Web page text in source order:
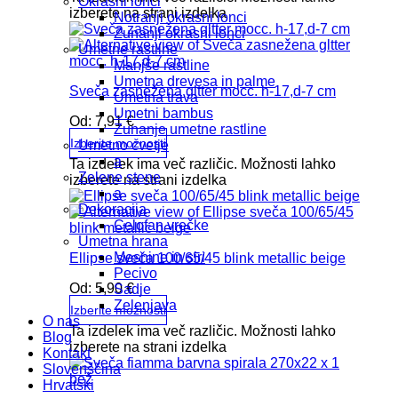
izberete na strani izdelka
Sveča zasnežena gltter mocc. h-17,d-7 cm
Od: 7,91€
Izberite možnosti
Ta izdelek ima več različic. Možnosti lahko
izberete na strani izdelka
Ellipse sveča 100/65/45 blink metallic beige
Od: 5,90€
Izberite možnosti
Ta izdelek ima več različic. Možnosti lahko
izberete na strani izdelka
Notranji okrasni lonci
Zunanji okrasni lonci
Umetne rastline
Manjše rastline
Umetna drevesa in palme
Umetna trava
Umetni bambus
Zunanje umetne rastline
Umetno cvetje
a
Zelene stene
a
Dekoracija
Celofan vrečke
Umetna hrana
Mesnine in siri
Pecivo
Sadje
Zelenjava
O nas
Blog
Kontakt
Slovenščina
Hrvatski